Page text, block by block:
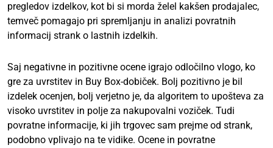
pregledov izdelkov, kot bi si morda želel kakšen prodajalec,
temveč pomagajo pri spremljanju in analizi povratnih
informacij strank o lastnih izdelkih.
Saj negativne in pozitivne ocene igrajo odločilno vlogo, ko
gre za uvrstitev in Buy Box-dobiček. Bolj pozitivno je bil
izdelek ocenjen, bolj verjetno je, da algoritem to upošteva za
visoko uvrstitev in polje za nakupovalni voziček. Tudi
povratne informacije, ki jih trgovec sam prejme od strank,
podobno vplivajo na te vidike. Ocene in povratne